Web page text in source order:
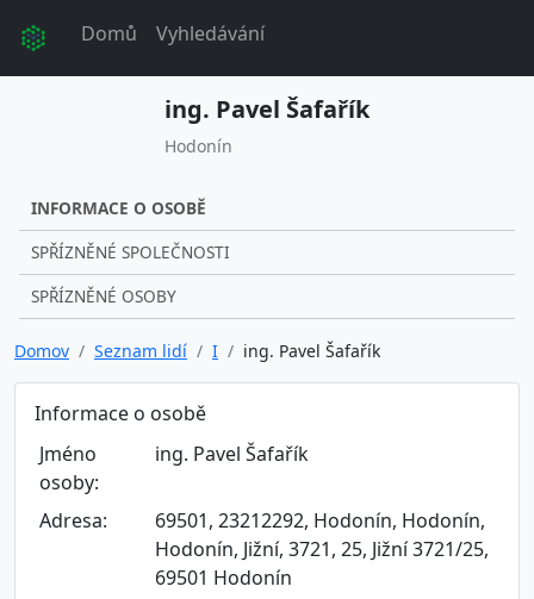
Domů Vyhledávání
ing. Pavel Šafařík
Hodonín
INFORMACE O OSOBĚ
SPŘÍZNĚNÉ SPOLEČNOSTI
SPŘÍZNĚNÉ OSOBY
Domov Seznam lidí I ing. Pavel Šafařík
Informace o osobě
Jméno
osoby:
ing. Pavel Šafařík
Adresa:
69501, 23212292, Hodonín, Hodonín,
Hodonín, Jižní, 3721, 25, Jižní 3721/25,
69501 Hodonín